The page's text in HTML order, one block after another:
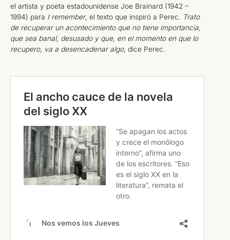
el artista y poeta estadounidense Joe Brainard (1942 –
1994) para I remember, el texto que inspiró a Perec. Trato
de recuperar un acontecimiento que no tiene importancia,
que sea banal, desusado y que, en el momento en que lo
recupero, va a desencadenar algo, dice Perec.